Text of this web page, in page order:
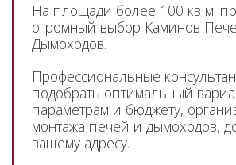
На площади более 100 кв м.
огромный выбор Каминов
Дымоходов.
Профессиональные
подобрать оптимальный
параметрам и бюджету,
монтажа печей и дымоходов,
вашему адресу.